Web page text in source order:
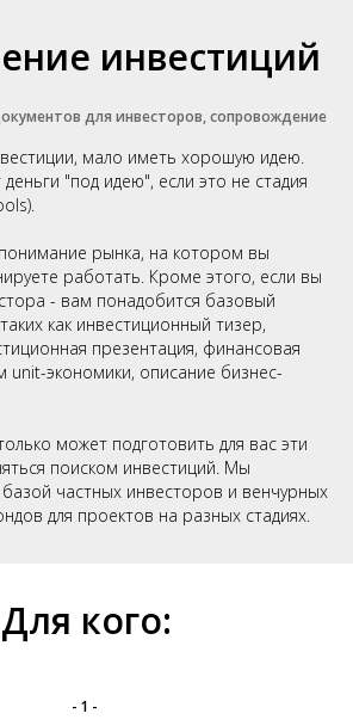
инвестиций
для инвесторов, сопровождение
мало иметь хорошую идею.
"под идею", если это не стадия
рынка, на котором вы
работать. Кроме этого, если вы
- вам понадобится базовый
как инвестиционный тизер,
презентация, финансовая
unit-экономики, описание бизнес-
может подготовить для вас эти
поиском инвестиций. Мы
частных инвесторов и венчурных
для проектов на разных стадиях.
Для кого:
-1-